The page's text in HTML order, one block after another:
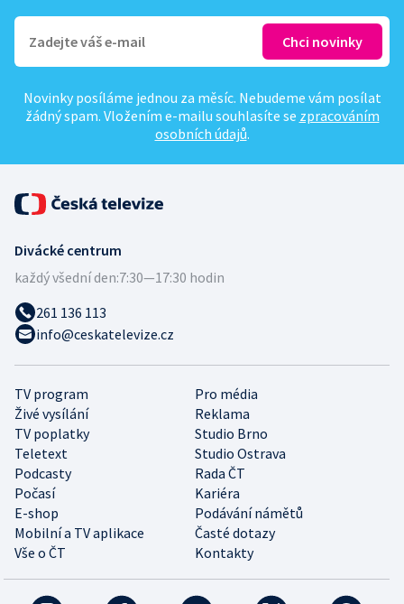
Novinky posíláme jednou za měsíc. Nebudeme vám posílat
žádný spam. Vložením e-mailu souhlasíte se zpracováním
osobních údajů.